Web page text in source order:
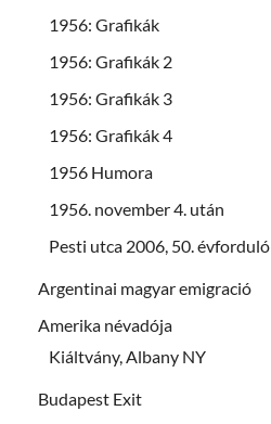
1956: Grafikák
1956: Grafikák 2
1956: Grafikák 3
1956: Grafikák 4
1956 Humora
1956. november 4. után
Pesti utca 2006, 50. évforduló
Argentinai magyar emigració
Amerika névadója
Kiáltvány, Albany NY
Budapest Exit